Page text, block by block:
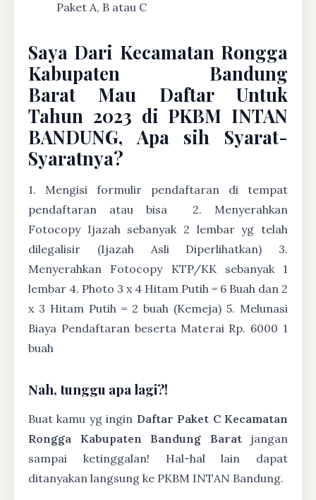
Paket A, B atau C
Saya Dari Kecamatan Rongga
Kabupaten Bandung
Barat Mau Daftar Untuk
Tahun 2023 di PKBM INTAN
BANDUNG, Apa sih Syarat-
Syaratnya?
1. Mengisi formulir pendaftaran di tempat
pendaftaran atau bisa
2. Menyerahkan
Fotocopy Ijazah sebanyak 2 lembar yg telah
dilegalisir (Ijazah Asli Diperlihatkan) 3.
Menyerahkan Fotocopy KTP/KK sebanyak 1
lembar 4. Photo 3 x 4 Hitam Putih = 6 Buah dan 2
x 3 Hitam Putih = 2 buah (Kemeja) 5. Melunasi
Biaya Pendaftaran beserta Materai Rp. 6000 1
buah
Nah, tunggu apa lagi?!
Buat kamu yg ingin Daftar Paket C Kecamatan
Rongga Kabupaten Bandung Baratjangan
sampai ketinggalan! Hal-hal lain dapat
ditanyakan langsung ke PKBM INTAN Bandung.